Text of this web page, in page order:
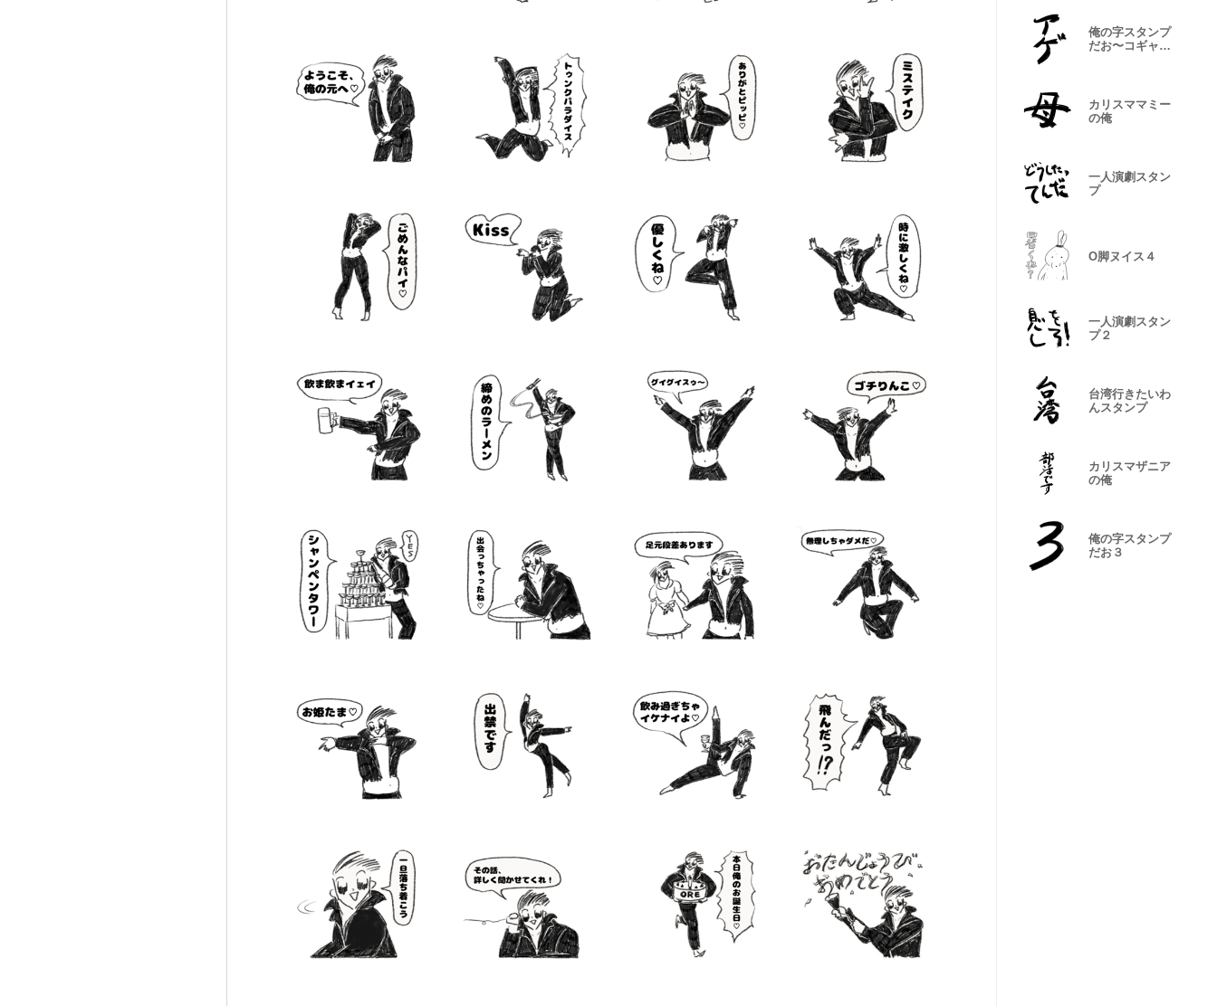
俺の字スタンプ
だお〜コギャル
カリスママミー
の俺
一人演劇スタン
プ
O脚ヌイス４
一人演劇スタン
プ２
台湾行きたいわ
んスタンプ
カリスマザニア
の俺
俺の字スタンプ
だお３